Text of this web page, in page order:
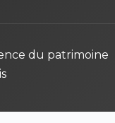
du patrimoine